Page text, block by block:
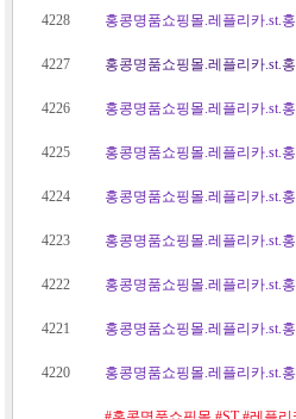
4228 홍콩명품쇼핑몰.레플리카.st.
4227 홍콩명품쇼핑몰.레플리카.st.
4226 홍콩명품쇼핑몰.레플리카.st.
4225 홍콩명품쇼핑몰.레플리카.st.
4224 홍콩명품쇼핑몰.레플리카.st.
4223 홍콩명품쇼핑몰.레플리카.st.
4222 홍콩명품쇼핑몰.레플리카.st.
4221 홍콩명품쇼핑몰.레플리카.st.
4220 홍콩명품쇼핑몰.레플리카.st.